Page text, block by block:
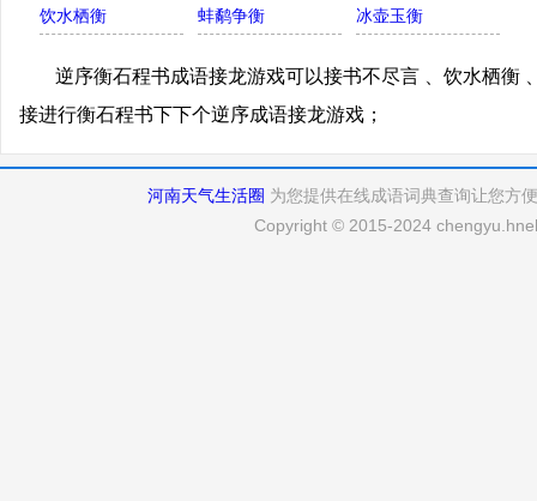
饮水栖衡 蚌鹬争衡 冰壶玉衡
逆序衡石程书成语接龙游戏可以接书不尽言 、饮水栖衡
接进行衡石程书下下个逆序成语接龙游戏；
河南天气生活圈 为您提供在线成语词典查询让您方
Copyright © 2015-2024